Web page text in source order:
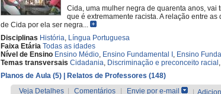
Cida, uma mulher negra de quarenta anos,
que é extremamente racista. A relação entre
de Cida por ela ser negra...
Disciplinas História, Língua Portuguesa
Faixa Etária Todas as idades
Nível de Ensino Ensino Médio, Ensino Fundamental I , Ensino
Temas transversais Cidadania, Discriminação e preconceito racial ,
Planos de Aula (5)
| Relatos de Professores (148)
Veja Detalhes
Comentários Envie por e-mail